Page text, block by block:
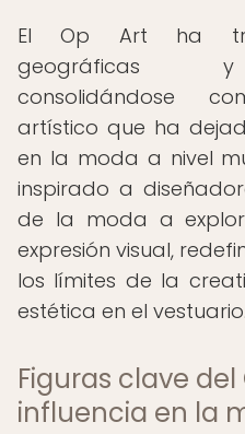
El Op Art ha
geográficas y
consolidándose
artístico que ha
en la moda a nivel
inspirado a
de la moda a
expresión visual,
los límites de la
estética en el vestuario.
Figuras clave del
influencia en la